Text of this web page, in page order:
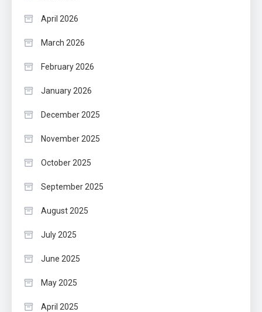
April 2026
March 2026
February 2026
January 2026
December 2025
November 2025
October 2025
September 2025
August 2025
July 2025
June 2025
May 2025
April 2025